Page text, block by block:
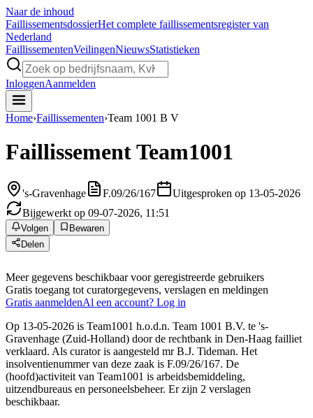
Naar de inhoud
FaillissementsdossierHet complete faillissementsregister van
Nederland
FaillissementenVeilingenNieuwsStatistieken
InloggenAanmelden
Home›Faillissementen›Team 1001 B V
FaillissementTeam1001
's-Gravenhage F.09/26/167
Uitgesproken op 13-05-2026
Bijgewerkt op 09-07-2026, 11:51
Volgen
Bewaren
Delen
Meer gegevens beschikbaar voor geregistreerde gebruikers
Gratis toegang tot curatorgegevens, verslagen en meldingen
Gratis aanmeldenAl een account? Log in
Op 13-05-2026 is Team1001 h.o.d.n. Team 1001 B.V. te 's-
Gravenhage (Zuid-Holland) door de rechtbank in Den-Haag failliet
verklaard. Als curator is aangesteld mr B.J. Tideman. Het
insolventienummer van deze zaak is F.09/26/167. De
(hoofd)activiteit van Team1001 is arbeidsbemiddeling,
uitzendbureaus en personeelsbeheer. Er zijn 2 verslagen
beschikbaar.